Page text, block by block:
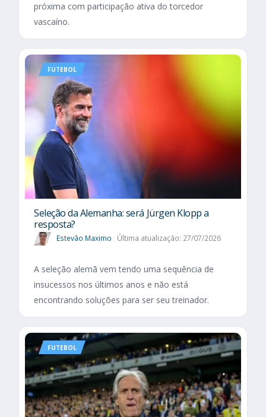
próxima com participação ativa do torcedor
vascaíno.
FUTEBOL
Seleção da Alemanha: será Jürgen Klopp a
resposta?
Estevão Maximo Última atualização: 27/07/2026
A seleção alemã vem tendo uma sequência de
insucessos nos últimos anos e não está
encontrando soluções para ser seu treinador.
FUTEBOL